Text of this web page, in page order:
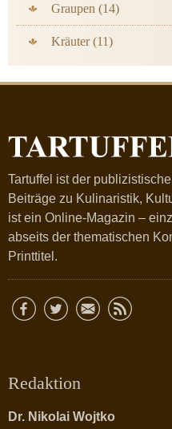
Graupen (14)
Kräuter (11)
Tartuffel ist der
Beiträge zu Kulinaristik,
ist ein Online-Magazin –
abseits der thematischen
Printtitel.
Redaktion
Dr. Nikolai Wojtko